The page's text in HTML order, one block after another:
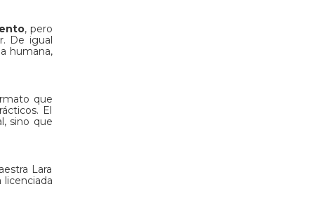
, pero
De igual
humana,
que
El
sino que
Lara
licenciada